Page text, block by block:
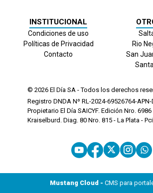
INSTITUCIONAL
Condiciones de uso
Políticas de Privacidad
Contacto
Rio
San
© 2026 El Día SA - Todos los derechos
Registro DNDA Nº RL-2024-69526764-
Propietario El Día SAICYF. Edición Nro. 6986
Kraiselburd. Diag. 80 Nro. 815 - La Plata -
Mustang Cloud - CMS para